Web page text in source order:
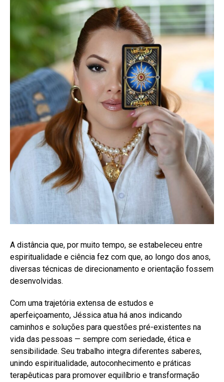
A distância que, por muito tempo, se estabeleceu entre
espiritualidade e ciência fez com que, ao longo dos anos,
diversas técnicas de direcionamento e orientação fossem
desenvolvidas.
Com uma trajetória extensa de estudos e
aperfeiçoamento, Jéssica atua há anos indicando
caminhos e soluções para questões pré-existentes na
vida das pessoas — sempre com seriedade, ética e
sensibilidade. Seu trabalho integra diferentes saberes,
unindo espiritualidade, autoconhecimento e práticas
terapêuticas para promover equilíbrio e transformação